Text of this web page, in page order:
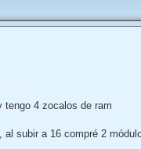
tengo 4 zocalos de ram
subir a 16 compré 2